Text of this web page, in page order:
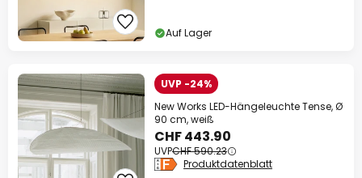
Auf Lager
UVP -24%
New Works LED-Hängeleuchte Tense, Ø
90 cm, weiß
CHF 443.90
UVPCHF 590.23
Produktdatenblatt